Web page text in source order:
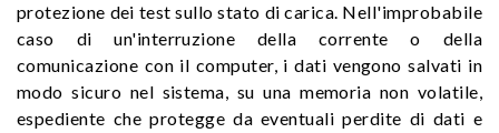
protezione dei test sullo stato di carica. Nell'improbabile
caso di un'interruzione della corrente o della
comunicazione con il computer, i dati vengono salvati in
modo sicuro nel sistema, su una memoria non volatile,
espediente che protegge da eventuali perdite di dati e